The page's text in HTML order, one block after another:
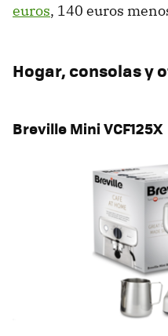
euros, 140 euros
Hogar, consolas y
Breville Mini VCF125X